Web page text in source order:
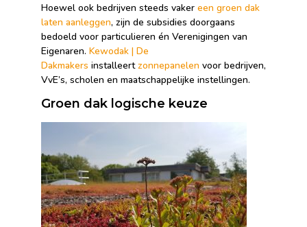
Hoewel ook bedrijven steeds vaker een groen dak
laten aanleggen, zijn de subsidies doorgaans
bedoeld voor particulieren én Verenigingen van
Eigenaren. Kewodak | De
Dakmakers installeertzonnepanelen voor bedrijven,
VvE’s, scholen en maatschappelijke instellingen.
Groen dak logische keuze